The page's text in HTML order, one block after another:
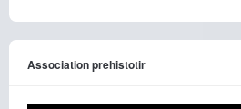
Association prehistotir